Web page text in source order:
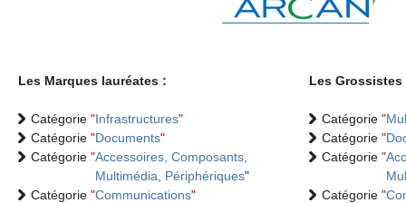
Les Marques lauréates :
Catégorie "Infrastructures"
Catégorie "Documents"
Catégorie "Accessoires, Composants,
Multimédia, Périphériques"
Catégorie "Communications"
Les
Catégorie "
Catégorie "
Catégorie "
Catégorie "